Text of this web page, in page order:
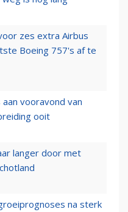
zes extra Airbus
Boeing 757's af te
aan vooravond van
ooit
langer door met
na sterk